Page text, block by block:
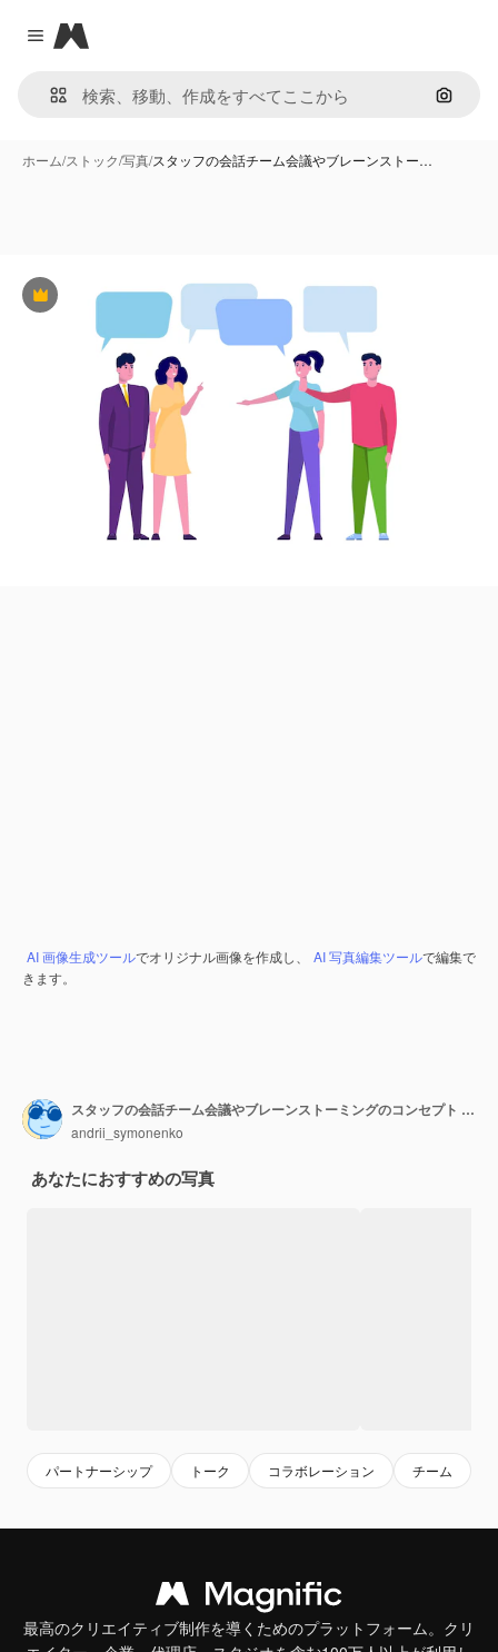
Close menu
Magnific
画像で
ホーム/ストック/写真/スタッフの会話チーム会議やブレーンストー…
Premium
AI 画像生成ツールでオリジナル画像を作成し、 AI 写真編集ツールで編集で
きます。
スタッフの会話チーム会議やブレーンストーミングのコンセプト ベクトル イラスト
andrii_symonenko
あなたにおすすめの写真
パートナーシップ トーク コラボレーション チーム
最高のクリエイティブ制作を導くためのプラットフォーム。クリ